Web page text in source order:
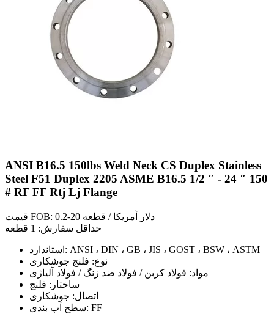
ANSI B16.5 150lbs Weld Neck CS Duplex Stainless
Steel F51 Duplex 2205 ASME B16.5 1/2 ″ - 24 ″ 150
# RF FF Rtj Lj Flange
قیمت FOB: 0.2-20 دلار آمریکا / قطعه
حداقل سفارش: 1 قطعه
استاندارد: ANSI ، DIN ، GB ، JIS ، GOST ، BSW ، ASTM
نوع: فلنج جوشکاری
مواد: فولاد کربن / فولاد ضد زنگ / فولاد آلیاژی
ساختار: فلنج
اتصال: جوشکاری
سطح آب بندی: FF